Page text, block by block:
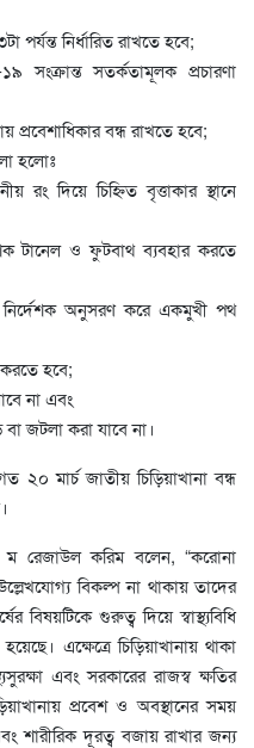
নির্ধারিত রাখতে হবে;
সংক্রান্ত সতর্কতামূলক প্রচারণা
প্রবেশাধিকার বন্ধ রাখতে হবে;
হলোঃ
রং দিয়ে চিহ্নিত বৃত্তাকার স্থানে
টানেল ও ফুটবাথ ব্যবহার করতে
নির্দেশক অনুসরণ করে একমুখী পথ
হবে;
না এবং
জটলা করা যাবে না।
২০ মার্চ জাতীয় চিড়িয়াখানা বন্ধ
ম রেজাউল করিম বলেন, “করোনা
বিকল্প না থাকায় তাদের
বিষয়টিকে গুরুত্ব দিয়ে স্বাস্থ্যবিধি
এক্ষেত্রে চিড়িয়াখানায় থাকা
এবং সরকারের রাজস্ব ক্ষতির
প্রবেশ ও অবস্থানের সময়
শারীরিক দূরত্ব বজায় রাখার জন্য